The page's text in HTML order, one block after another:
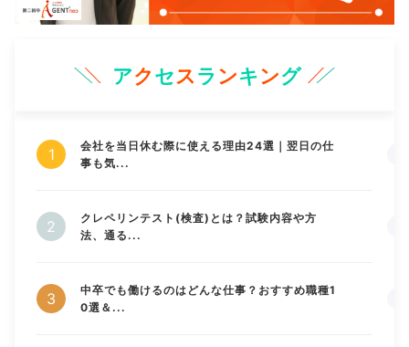
アクセスランキング
会社を当日休む際に使える理由24選｜翌日の仕
事も気...
クレペリンテスト(検査)とは？試験内容や方
法、通る...
中卒でも働けるのはどんな仕事？おすすめ職種1
0選＆...